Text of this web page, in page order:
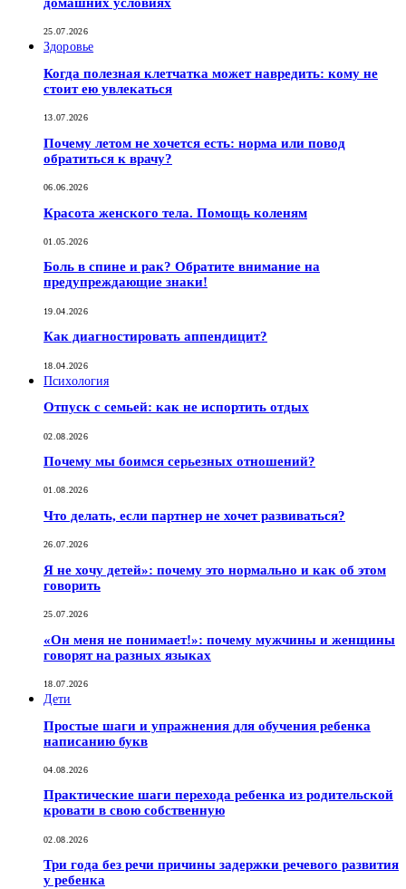
25.07.2026
Здоровье
Когда полезная клетчатка может навредить: кому не
стоит ею увлекаться
13.07.2026
Почему летом не хочется есть: норма или повод
обратиться к врачу?
06.06.2026
Красота женского тела. Помощь коленям
01.05.2026
Боль в спине и рак? Обратите внимание на
предупреждающие знаки!
19.04.2026
Как диагностировать аппендицит?
18.04.2026
Психология
Отпуск с семьей: как не испортить отдых
02.08.2026
Почему мы боимся серьезных отношений?
01.08.2026
Что делать, если партнер не хочет развиваться?
26.07.2026
Я не хочу детей»: почему это нормально и как об этом
говорить
25.07.2026
«Он меня не понимает!»: почему мужчины и женщины
говорят на разных языках
18.07.2026
Дети
Простые шаги и упражнения для обучения ребенка
написанию букв
04.08.2026
Практические шаги перехода ребенка из родительской
кровати в свою собственную
02.08.2026
Три года без речи причины задержки речевого развития
у ребенка